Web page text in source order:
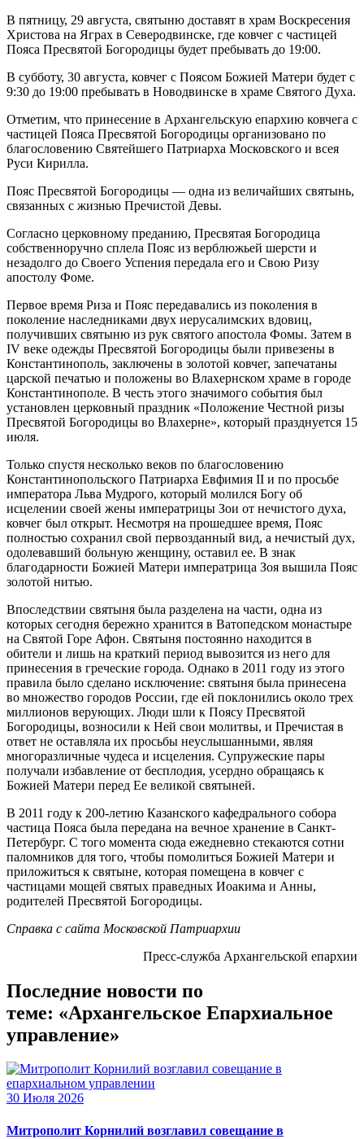
В пятницу, 29 августа, святыню доставят в храм Воскресения
Христова на Яграх в Северодвинске, где ковчег с частицей
Пояса Пресвятой Богородицы будет пребывать до 19:00.
В субботу, 30 августа, ковчег с Поясом Божией Матери будет с
9:30 до 19:00 пребывать в Новодвинске в храме Святого Духа.
Отметим, что принесение в Архангельскую епархию ковчега с
частицей Пояса Пресвятой Богородицы организовано по
благословению Святейшего Патриарха Московского и всея
Руси Кирилла.
Пояс Пресвятой Богородицы — одна из величайших святынь,
связанных с жизнью Пречистой Девы.
Согласно церковному преданию, Пресвятая Богородица
собственноручно сплела Пояс из верблюжьей шерсти и
незадолго до Своего Успения передала его и Свою Ризу
апостолу Фоме.
Первое время Риза и Пояс передавались из поколения в
поколение наследниками двух иерусалимских вдовиц,
получивших святыню из рук святого апостола Фомы. Затем в
IV веке одежды Пресвятой Богородицы были привезены в
Константинополь, заключены в золотой ковчег, запечатаны
царской печатью и положены во Влахернском храме в городе
Константинополе. В честь этого значимого события был
установлен церковный праздник «Положение Честной ризы
Пресвятой Богородицы во Влахерне», который празднуется 15
июля.
Только спустя несколько веков по благословению
Константинопольского Патриарха Евфимия II и по просьбе
императора Льва Мудрого, который молился Богу об
исцелении своей жены императрицы Зои от нечистого духа,
ковчег был открыт. Несмотря на прошедшее время, Пояс
полностью сохранил свой первозданный вид, а нечистый дух,
одолевавший больную женщину, оставил ее. В знак
благодарности Божией Матери императрица Зоя вышила Пояс
золотой нитью.
Впоследствии святыня была разделена на части, одна из
которых сегодня бережно хранится в Ватопедском монастыре
на Святой Горе Афон. Святыня постоянно находится в
обители и лишь на краткий период вывозится из него для
принесения в греческие города. Однако в 2011 году из этого
правила было сделано исключение: святыня была принесена
во множество городов России, где ей поклонились около трех
миллионов верующих. Люди шли к Поясу Пресвятой
Богородицы, возносили к Ней свои молитвы, и Пречистая в
ответ не оставляла их просьбы неуслышанными, являя
многоразличные чудеса и исцеления. Супружеские пары
получали избавление от бесплодия, усердно обращаясь к
Божией Матери перед Ее великой святыней.
В 2011 году к 200-летию Казанского кафедрального собора
частица Пояса была передана на вечное хранение в Санкт-
Петербург. С того момента сюда ежедневно стекаются сотни
паломников для того, чтобы помолиться Божией Матери и
приложиться к святыне, которая помещена в ковчег с
частицами мощей святых праведных Иоакима и Анны,
родителей Пресвятой Богородицы.
Справка с сайта Московской Патриархии
Пресс-служба Архангельской епархии
Последние новости по
теме: «Архангельское Епархиальное
управление»
30 Июля 2026
Митрополит Корнилий возглавил совещание в